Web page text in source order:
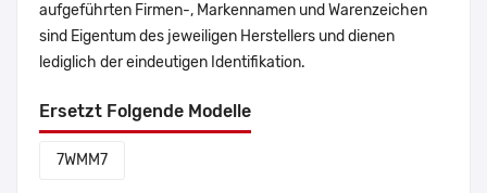
aufgeführten Firmen-, Markennamen und Warenzeichen
sind Eigentum des jeweiligen Herstellers und dienen
lediglich der eindeutigen Identifikation.
Ersetzt Folgende Modelle
7WMM7